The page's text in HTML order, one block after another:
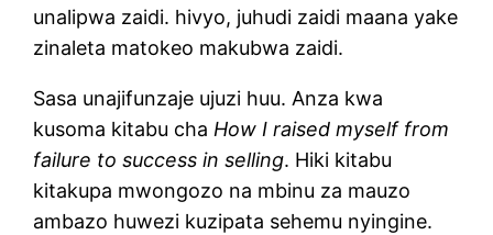
unalipwa zaidi. hivyo, juhudi zaidi maana yake
zinaleta matokeo makubwa zaidi.
Sasa unajifunzaje ujuzi huu. Anza kwa
kusoma kitabu cha How I raised myself from
failure to success in selling. Hiki kitabu
kitakupa mwongozo na mbinu za mauzo
ambazo huwezi kuzipata sehemu nyingine.